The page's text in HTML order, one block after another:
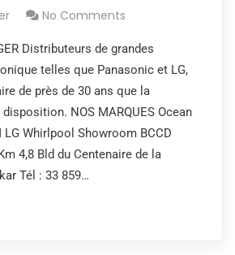
No Comments
Distributeurs de grandes
telles que Panasonic et LG,
de près de 30 ans que la
NOS MARQUES Ocean
LG Whirlpool Showroom BCCD
4,8 Bld du Centenaire de la
Tél : 33 859…